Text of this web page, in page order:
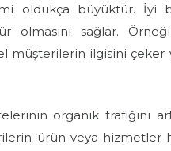
oldukça büyüktür. İyi
olmasını sağlar.
müşterilerin ilgisini çeker
organik trafiğini
ürün veya hizmetler